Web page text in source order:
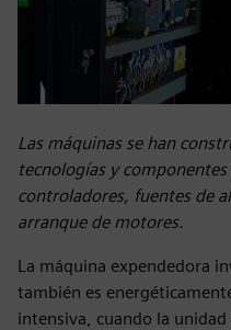
Las máquinas se han
tecnologías y
controladores, fuentes de
arranque de motores.
La máquina expendedora
también es
intensiva, cuando la unidad